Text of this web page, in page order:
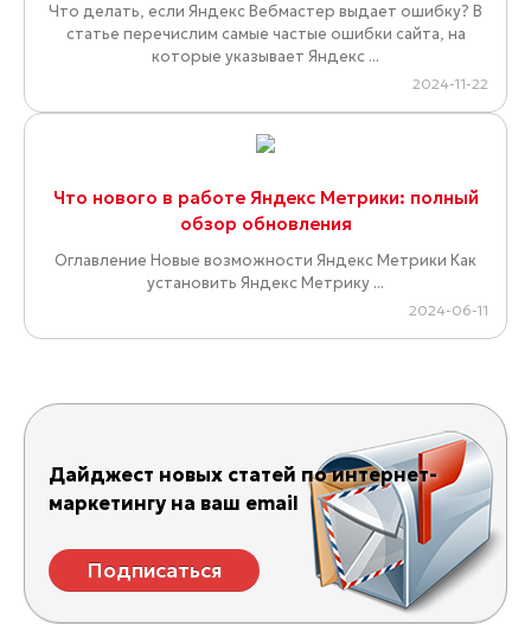
Что делать, если Яндекс Вебмастер выдает ошибку? В
статье перечислим самые частые ошибки сайта, на
которые указывает Яндекс ...
2024-11-22
Что нового в работе Яндекс Метрики: полный
обзор обновления
Оглавление Новые возможности Яндекс Метрики Как
установить Яндекс Метрику ...
2024-06-11
Дайджест новых статей по интернет-
маркетингу на ваш email
Подписаться